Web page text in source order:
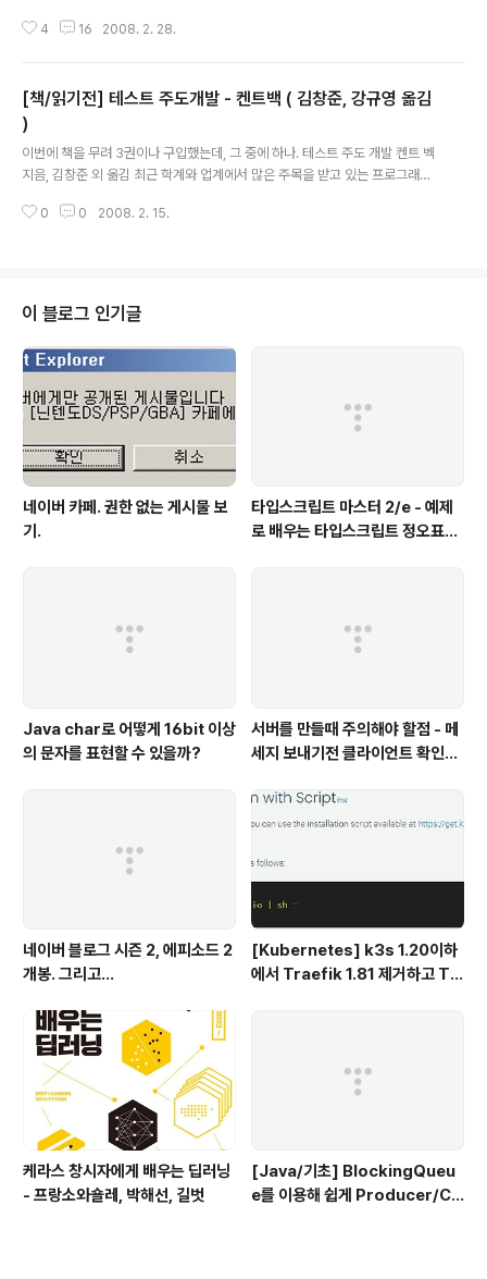
e.org/standard/WhatIsUnicode.html 위에 설명되어 있는대로다. 유니코
도록 하자. 'A'라는 글자는 0x0041 이라는 index를 가진다. 'a'라는 글자는 0
x0061 이라는 index를..
4 16 2008. 2. 28.
[책/읽기전] 테스트 주도개발 - 켄트백 ( 김창준, 강규영 옮김
)
이번에 책을 무려 3권이나 구입했는데, 그 중에 하나. 테스트 주도 개발 켄트 벡
지음, 김창준 외 옮김 최근 학계와 업계에서 많은 주목을 받고 있는 프로그래밍
이다. 테스트 주도 개발을 퍼뜨린 장본인이며 객체 지향 프로그래밍의 선구자
수련법, 옮긴이와 글쓴이의 인터뷰내용이 들어 있다. 이 내용은 테스트주도개발
을 처음 접하는 독자들에게는 그렇게 크게 느낄만한 내용이 없다. 처음 ..
0 0 2008. 2. 15.
이 블로그 인기글
네이버 카페. 권한 없는 게시물 보
기.
타입스크립트 마스터 2/e - 예제
로 배우는 타입스크립트 정오표
Java char로 어떻게 16bit 이상
의 문자를 표현할 수 있을까?
서버를 만들때 주의해야 할점 - 메
세지 보내기전 클라이언트 확인하
네이버 블로그 시즌 2, 에피소드 2
개봉. 그리고...
[Kubernetes] k3s 1.20이하
에서 Traefik 1.81 제거하고 Tr
케라스 창시자에게 배우는 딥러닝
- 프랑소와숄레, 박해선, 길벗
[Java/기초] BlockingQueu
e를 이용해 쉽게 Producer/Co